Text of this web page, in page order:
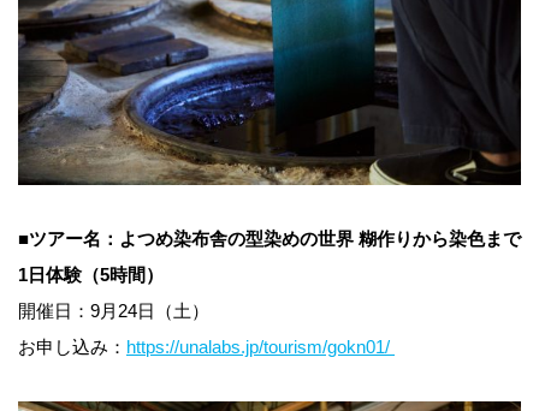
■ツアー名：よつめ染布舎の型染めの世界 糊作りから染色まで
1日体験（5時間）
開催日：9月24日（土）
お申し込み： https://unalabs.jp/tourism/gokn01/